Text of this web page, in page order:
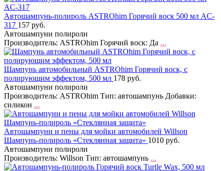
Автошампунь-полироль ASTROhim Горячий воск 500 мл AC-
317 157 руб.
Автошампуни полироли
Производитель: ASTROhim Горячий воск: Да ...
Шампунь автомобильный ASTROhim Горячий воск, с
полирующим эффектом, 500 мл 178 руб.
Автошампуни полироли
Производитель: ASTROhim Тип: автошампунь Добавки:
силикон ...
Автошампуни и пены для мойки автомобилей Willson
Шампунь-полироль «Стеклянная защита» 1010 руб.
Автошампуни полироли
Производитель: Willson Тип: автошампунь ...